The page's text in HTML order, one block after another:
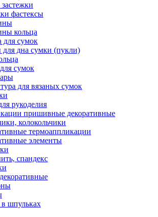
фастексы
кольца
для сумок
дна сумки (пукли)
сумок
для вязаных сумок
рукоделия
пришивные декоративные
колокольчики
термоаппликации
элементы
спандекс
шпульках